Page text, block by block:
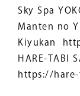
Sky Spa
Manten no
Kiyukan
HARE-TABI
https://